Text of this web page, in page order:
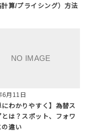
計算/プライシング）方法
6月11日
にわかりやすく】為替ス
とは？スポット、フォワ
の違い